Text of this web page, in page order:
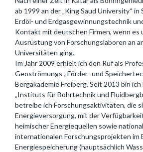
ab 1999 an der „King Saud University“ in
Erdöl- und Erdgasgewinnungstechnik
Kontakt mit deutschen Firmen, wenn es
Ausrüstung von Forschungslaboren an
Universitäten ging.
Im Jahr 2009 erhielt ich den Ruf als
Geoströmungs-, Förder- und
Bergakademie Freiberg. Seit 2013 bin
„Instituts für Bohrtechnik und
betreibe ich Forschungsaktivitäten, die
Energieversorgung, mit der
heimischer Energiequellen sowie
internationalen Forschungsprojekten im
Energiespeicherung (hauptsächlich